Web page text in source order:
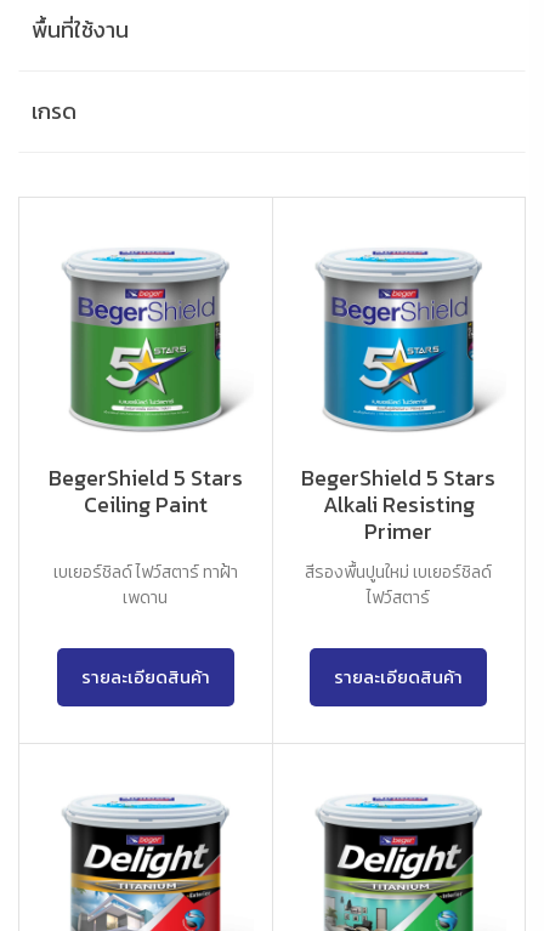
พื้นที่ใช้งาน
เกรด
BegerShield 5 Stars
Ceiling Paint
เบเยอร์ชิลด์ ไฟว์สตาร์ ทาฝ้า
เพดาน
รายละเอียดสินค้า
BegerShield 5 Stars
Alkali Resisting
Primer
สีรองพื้นปูนใหม่ เบเยอร์ชิลด์
ไฟว์สตาร์
รายละเอียดสินค้า